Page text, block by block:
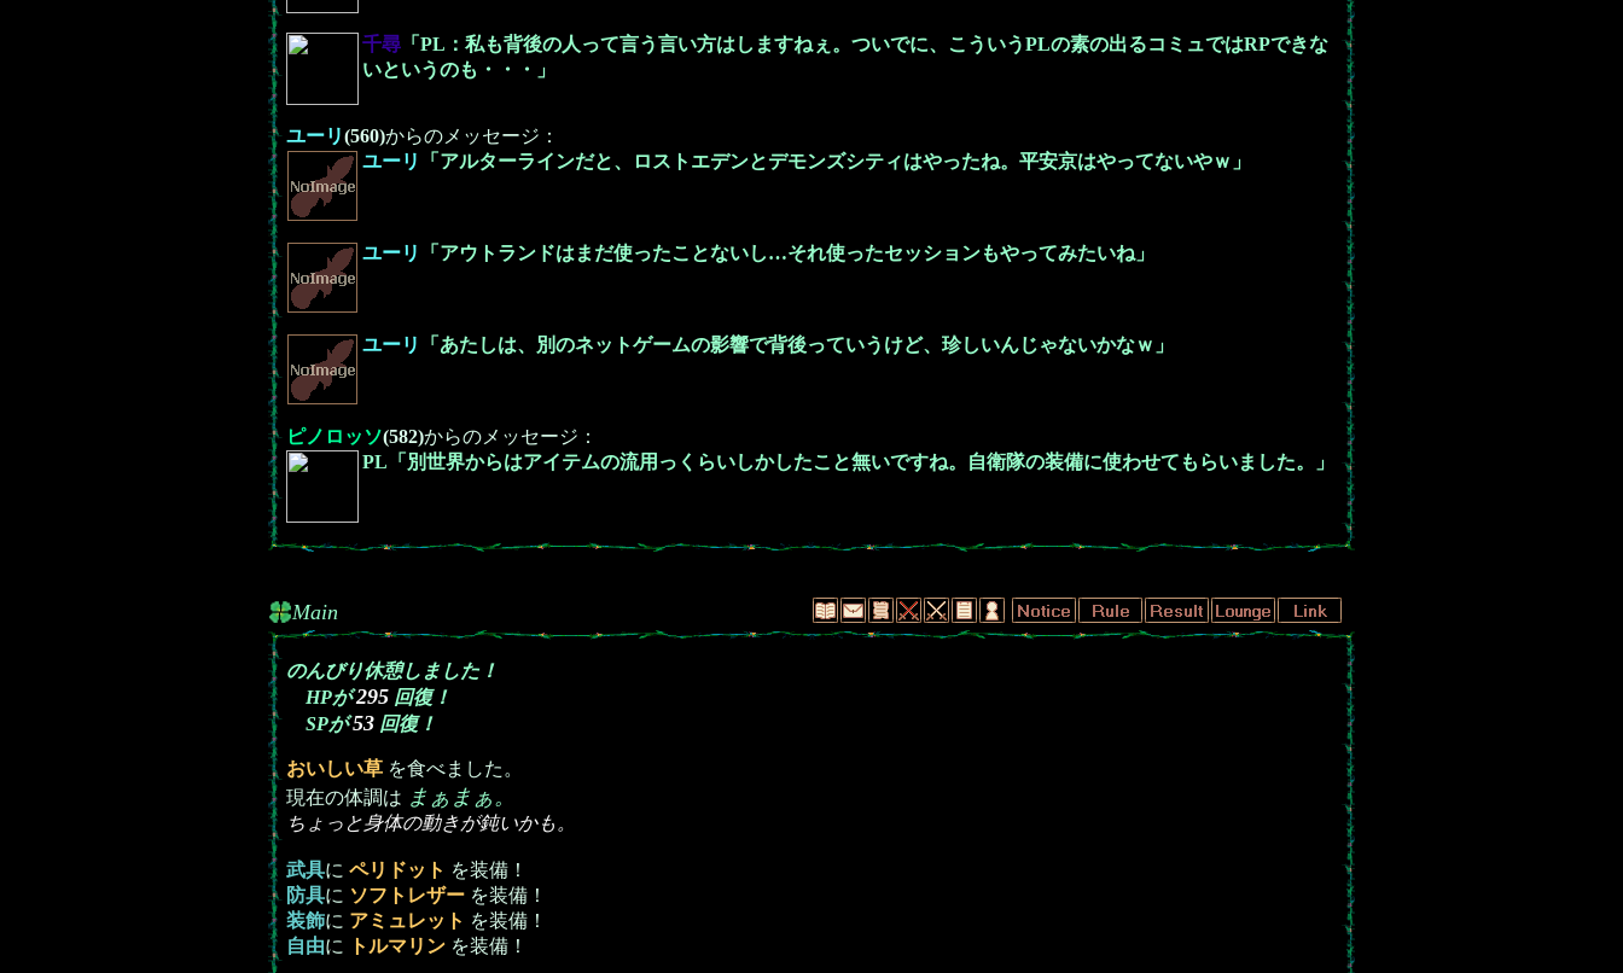
千尋 「PL：私も背後の人って言う言い方はしますねぇ。ついでに、こういうPLの素の出るコミュではRPできな
いというのも・・・」
ユーリ(560)からのメッセージ：
ユーリ
「アルターラインだと、ロストエデンとデモンズシティはやったね。平安京はやってないやｗ」
ユーリ 「アウトランドはまだ使ったことないし…それ使ったセッションもやってみたいね」
ユーリ 「あたしは、別のネットゲームの影響で背後っていうけど、珍しいんじゃないかなｗ」
ピノロッソ(582)からのメッセージ：
PL「別世界からはアイテムの流用っくらいしかしたこと無いですね。自衛隊の装備に使わせてもらいました。」
Main
のんびり休憩しました！
HPが295 回復！
SPが53 回復！
おいしい草 を食べました。
現在の体調は まぁまぁ。
ちょっと身体の動きが鈍いかも。
武具に ペリドット を装備！
防具に ソフトレザー を装備！
装飾に アミュレット を装備！
自由に トルマリン を装備！